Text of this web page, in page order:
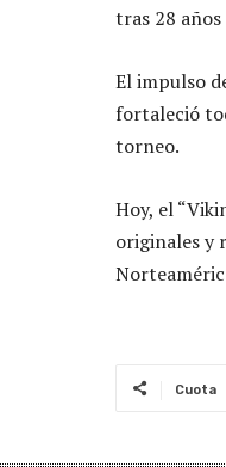
tras 28 años
El impulso
fortaleció
torneo.
Hoy, el
originales y
Cuota